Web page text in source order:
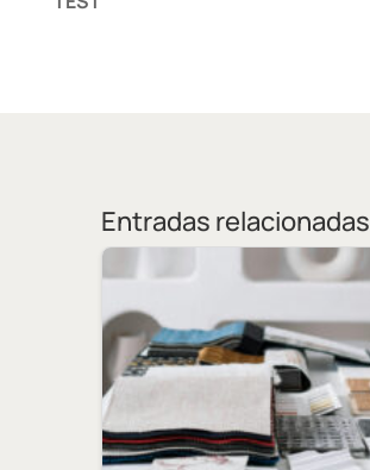
Entradas relacionadas